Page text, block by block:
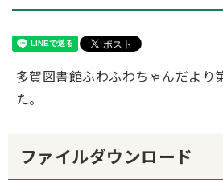
多賀図書館ふわふわちゃんだより
た。
ファイルダウンロード